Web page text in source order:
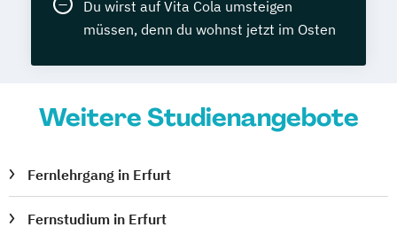
Du wirst auf Vita Cola umsteigen
müssen, denn du wohnst jetzt im Osten
Weitere Studienangebote
Fernlehrgang in Erfurt
Fernstudium in Erfurt